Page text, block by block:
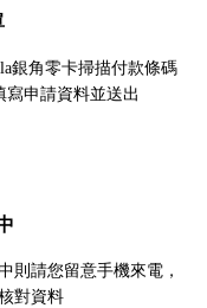
銀角零卡掃描付款條碼
寫申請資料並送出
則請您留意手機來電，
對資料